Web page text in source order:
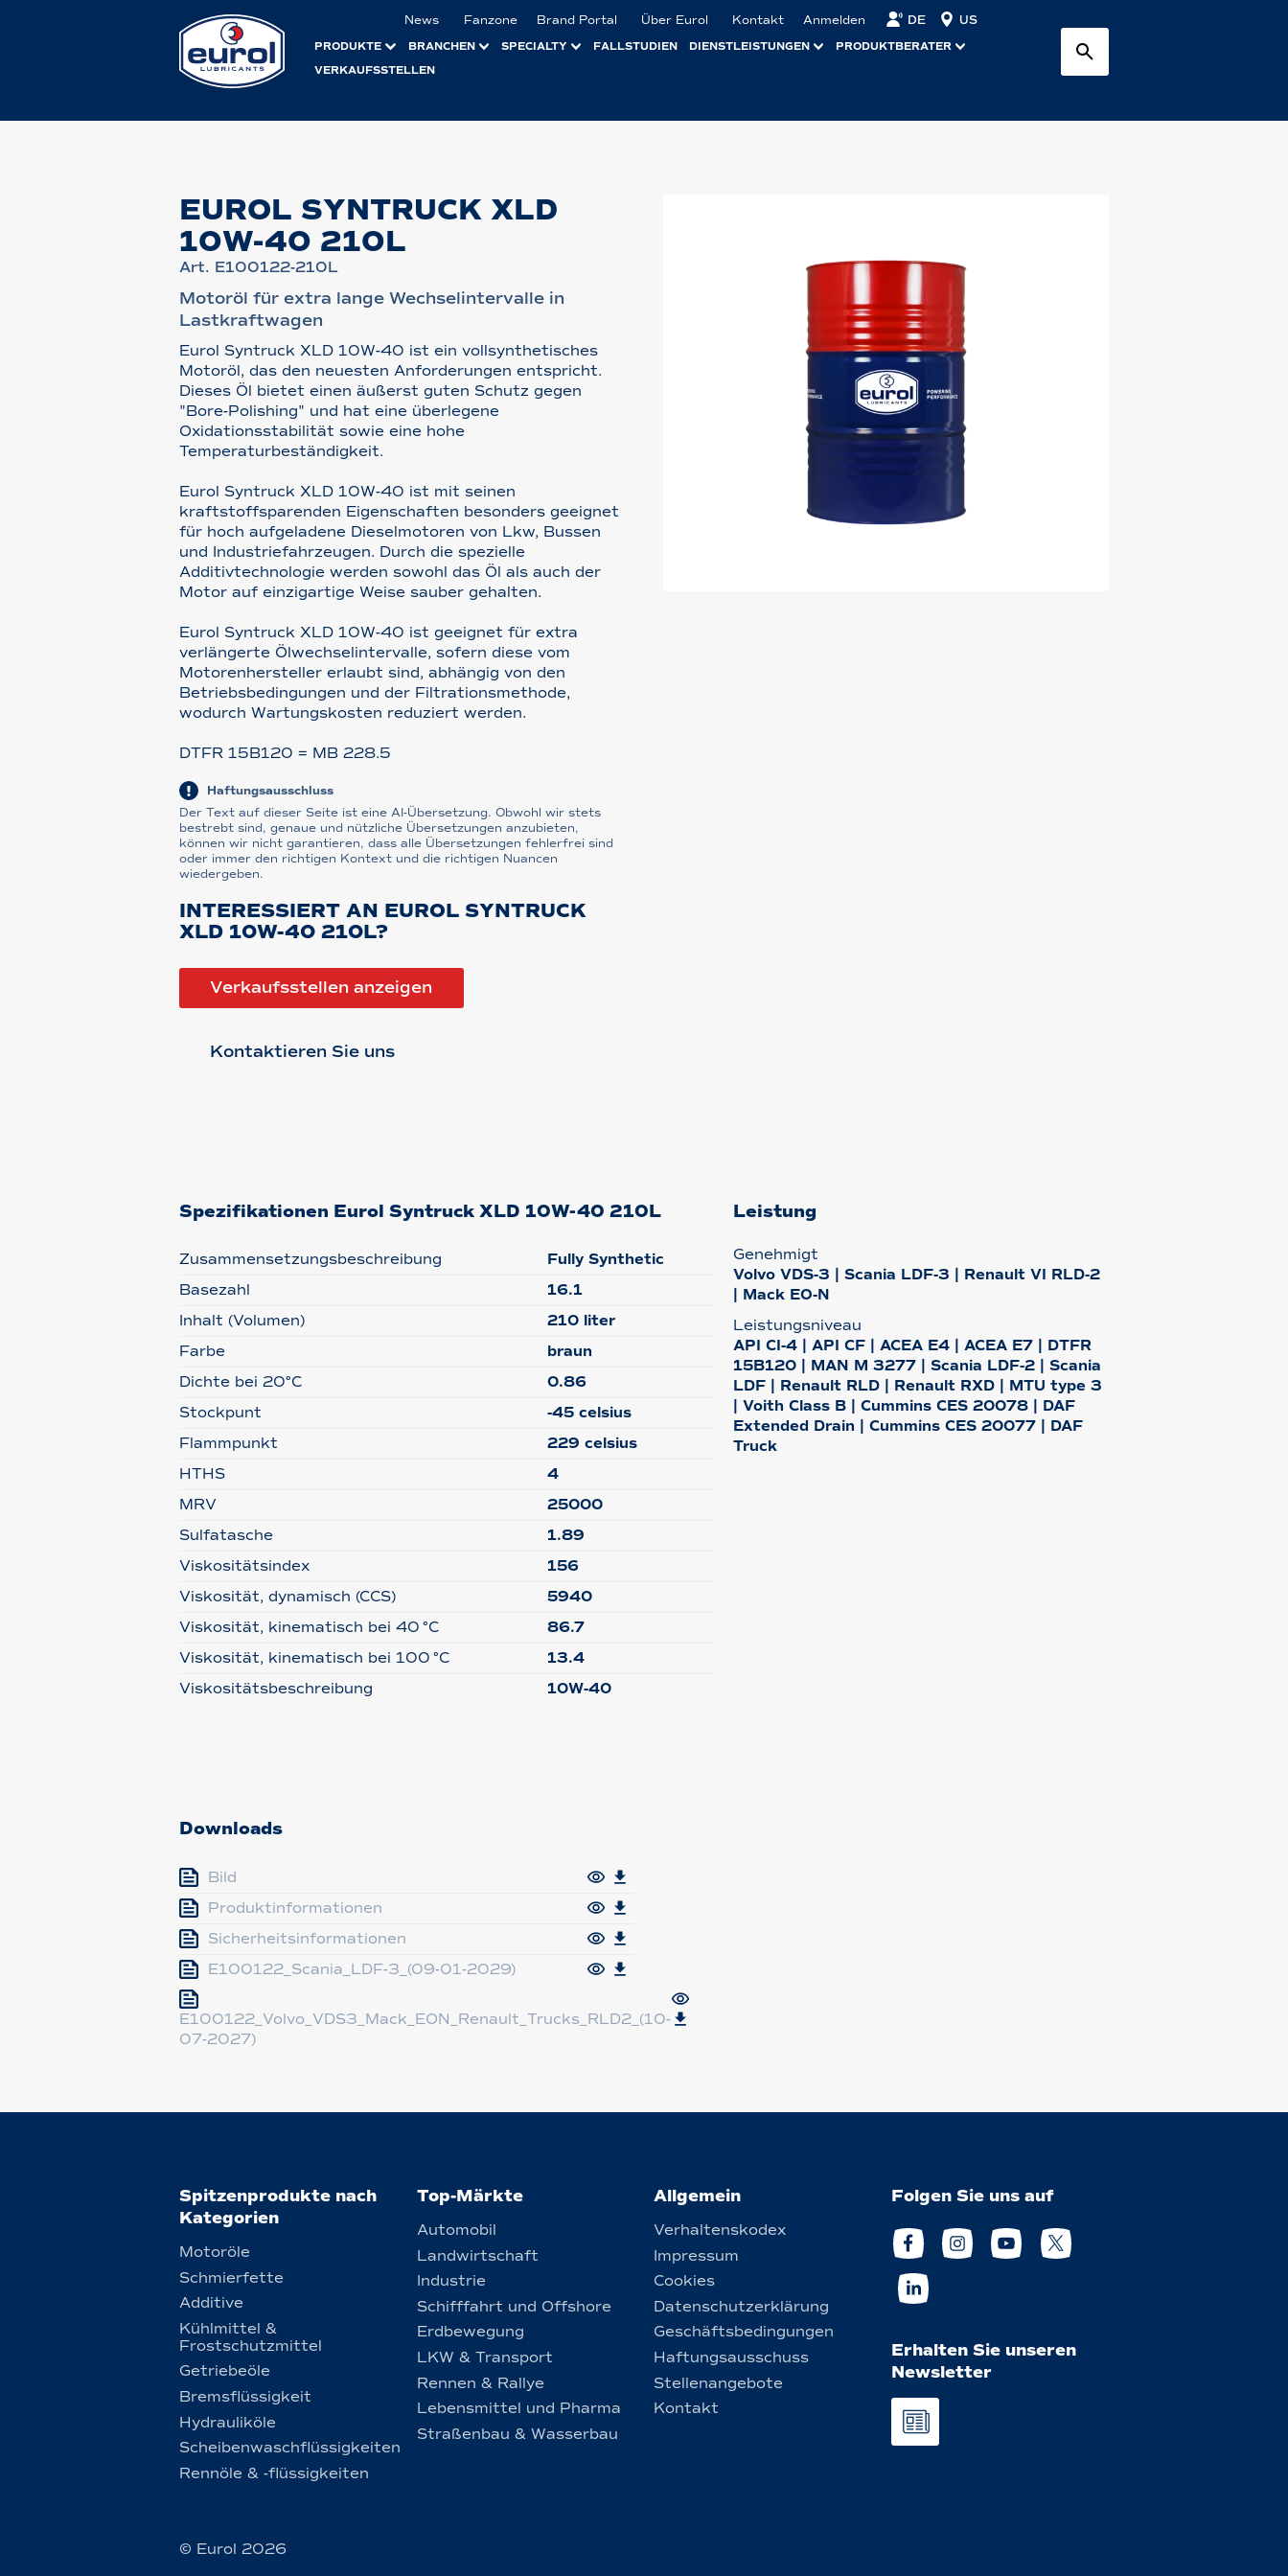
News Fanzone Brand Portal Über Eurol Kontakt Anmelden DE US
PRODUKTE BRANCHEN SPECIALTY FALLSTUDIEN DIENSTLEISTUNGEN
PRODUKTBERATER
VERKAUFSSTELLEN
EUROL SYNTRUCK XLD
10W-40 210L
Art. E100122-210L
Motoröl für extra lange Wechselintervalle in
Lastkraftwagen
Eurol Syntruck XLD 10W-40 ist ein vollsynthetisches
Motoröl, das den neuesten Anforderungen entspricht.
Dieses Öl bietet einen äußerst guten Schutz gegen
"Bore-Polishing" und hat eine überlegene
Oxidationsstabilität sowie eine hohe
Temperaturbeständigkeit.
Eurol Syntruck XLD 10W-40 ist mit seinen
kraftstoffsparenden Eigenschaften besonders geeignet
für hoch aufgeladene Dieselmotoren von Lkw, Bussen
und Industriefahrzeugen. Durch die spezielle
Additivtechnologie werden sowohl das Öl als auch der
Motor auf einzigartige Weise sauber gehalten.
Eurol Syntruck XLD 10W-40 ist geeignet für extra
verlängerte Ölwechselintervalle, sofern diese vom
Motorenhersteller erlaubt sind, abhängig von den
Betriebsbedingungen und der Filtrationsmethode,
wodurch Wartungskosten reduziert werden.
DTFR 15B120 = MB 228.5
Haftungsausschluss
Der Text auf dieser Seite ist eine AI-Übersetzung. Obwohl wir stets
bestrebt sind, genaue und nützliche Übersetzungen anzubieten,
können wir nicht garantieren, dass alle Übersetzungen fehlerfrei sind
oder immer den richtigen Kontext und die richtigen Nuancen
wiedergeben.
INTERESSIERT AN EUROL SYNTRUCK
XLD 10W-40 210L?
Verkaufsstellen anzeigen
Kontaktieren Sie uns
Spezifikationen Eurol Syntruck XLD 10W-40 210L
Zusammensetzungsbeschreibung
Fully Synthetic
Basezahl
16.1
Inhalt (Volumen)
210 liter
Farbe
braun
Dichte bei 20°C
0.86
Stockpunt
-45 celsius
Flammpunkt
229 celsius
HTHS
4
MRV
25000
Sulfatasche
1.89
Viskositätsindex
156
Viskosität, dynamisch (CCS)
5940
Viskosität, kinematisch bei 40 °C
86.7
Viskosität, kinematisch bei 100 °C
13.4
Viskositätsbeschreibung
10W-40
Leistung
Genehmigt
Volvo VDS-3 | Scania LDF-3 | Renault VI RLD-2
| Mack EO-N
Leistungsniveau
API CI-4 | API CF | ACEA E4 | ACEA E7 | DTFR
15B120 | MAN M 3277 | Scania LDF-2 | Scania
LDF | Renault RLD | Renault RXD | MTU type 3
| Voith Class B | Cummins CES 20078 | DAF
Extended Drain | Cummins CES 20077 | DAF
Truck
Downloads
Bild
Produktinformationen
Sicherheitsinformationen
E100122_Scania_LDF-3_(09-01-2029)
E100122_Volvo_VDS3_Mack_EON_Renault_Trucks_RLD2_(10-
07-2027)
Spitzenprodukte nach
Kategorien
Motoröle
Schmierfette
Additive
Kühlmittel &
Frostschutzmittel
Getriebeöle
Bremsflüssigkeit
Hydrauliköle
Scheibenwaschflüssigkeiten
Rennöle & -flüssigkeiten
Top-Märkte
Automobil
Landwirtschaft
Industrie
Schifffahrt und Offshore
Erdbewegung
LKW & Transport
Rennen & Rallye
Lebensmittel und Pharma
Straßenbau & Wasserbau
Allgemein
Verhaltenskodex
Impressum
Cookies
Datenschutzerklärung
Geschäftsbedingungen
Haftungsausschuss
Stellenangebote
Kontakt
Folgen Sie uns auf
Erhalten Sie unseren
Newsletter
© Eurol 2026